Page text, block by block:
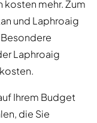
mehr. Zum
und Laphroaig
Laphroaig
Ihrem Budget
die Sie